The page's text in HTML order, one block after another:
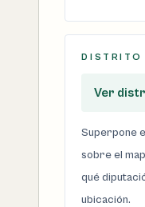
DISTRITO
Ver
Superpone
sobre el
qué
ubicación.